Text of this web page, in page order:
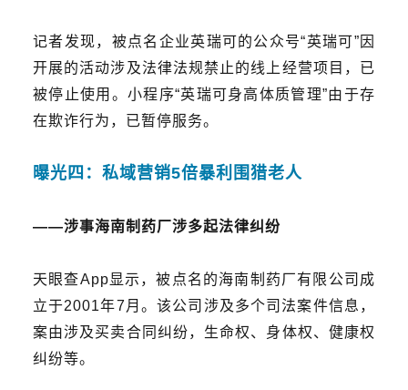
记者发现， 被点名企业英瑞可的公众号“英瑞可”因
开展的活动涉及法律法规禁止的线上经营项目，已
被停止使用。小程序“英瑞可身高体质管理”由于存
在欺诈行为，已暂停服务。
曝光四： 私域营销5倍暴利围猎老人
——涉事海南制药厂涉多起法律纠纷
天眼查App显示，被点名的海南制药厂有限公司成
立于2001年7月 。该公司涉及多个司法案件信息，
案由涉及买卖合同纠纷， 生命权、身体权、健康权
纠纷等。